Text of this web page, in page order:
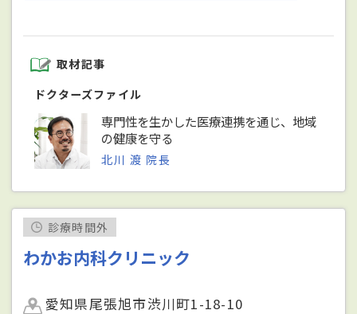
取材記事
ドクターズファイル
専門性を生かした医療連携を通じ、地域
の健康を守る
北川 渡 院長
診療時間外
わかお内科クリニック
愛知県尾張旭市渋川町1-18-10